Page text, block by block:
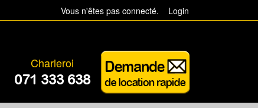
Vous n'êtes pas connecté. Login
Charleroi
071 333 638